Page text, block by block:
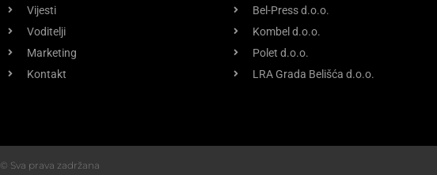
Vijesti
Voditelji
Marketing
Kontakt
Bel-Press d.o.o.
Kombel d.o.o.
Polet d.o.o.
LRA Grada Belišća d.o.o.
© Sva prava zadržana